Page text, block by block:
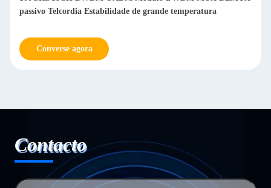
passivo Telcordia Estabilidade de grande temperatura
Converse agora
Contacto